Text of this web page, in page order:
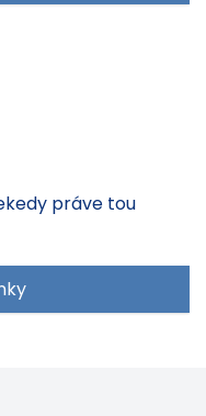
práve tou